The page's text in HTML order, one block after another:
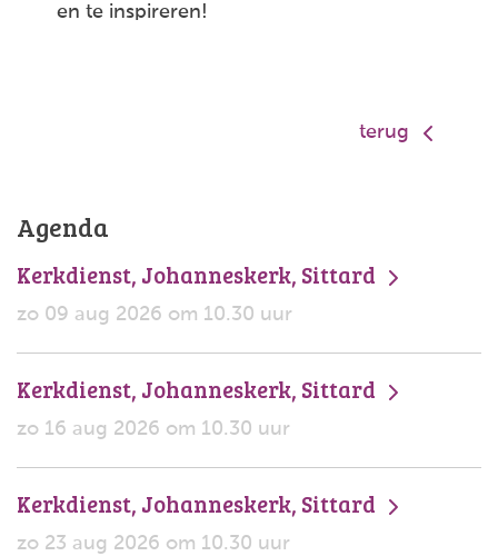
en te inspireren!
terug
Agenda
Kerkdienst, Johanneskerk, Sittard
zo 09 aug 2026 om 10.30 uur
Kerkdienst, Johanneskerk, Sittard
zo 16 aug 2026 om 10.30 uur
Kerkdienst, Johanneskerk, Sittard
zo 23 aug 2026 om 10.30 uur